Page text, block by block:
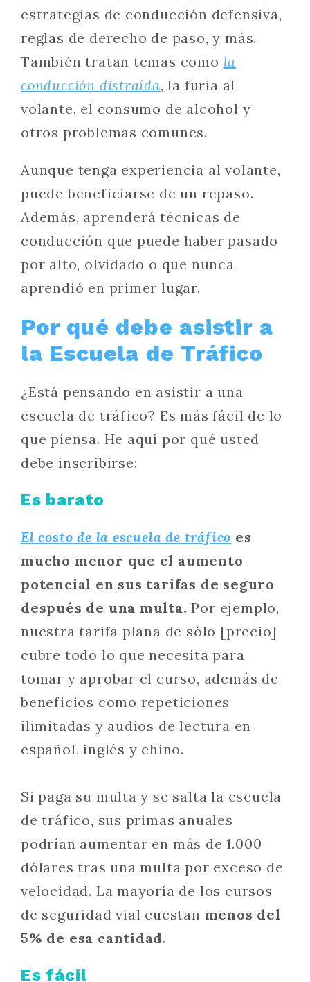
estrategias de conducción defensiva,
reglas de derecho de paso, y más.
También tratan temas como la
conducción distraída, la furia al
volante, el consumo de alcohol y
otros problemas comunes.
Aunque tenga experiencia al volante,
puede beneficiarse de un repaso.
Además, aprenderá técnicas de
conducción que puede haber pasado
por alto, olvidado o que nunca
aprendió en primer lugar.
Por qué debe asistir a
la Escuela de Tráfico
¿Está pensando en asistir a una
escuela de tráfico? Es más fácil de lo
que piensa. He aquí por qué usted
debe inscribirse:
Es barato
El costo de la escuela de tráfico es
mucho menor que el aumento
potencial en sus tarifas de seguro
después de una multa. Por ejemplo,
nuestra tarifa plana de sólo [precio]
cubre todo lo que necesita para
tomar y aprobar el curso, además de
beneficios como repeticiones
ilimitadas y audios de lectura en
español, inglés y chino.
Si paga su multa y se salta la escuela
de tráfico, sus primas anuales
podrían aumentar en más de 1.000
dólares tras una multa por exceso de
velocidad. La mayoría de los cursos
de seguridad vial cuestan menos del
5% de esa cantidad.
Es fácil